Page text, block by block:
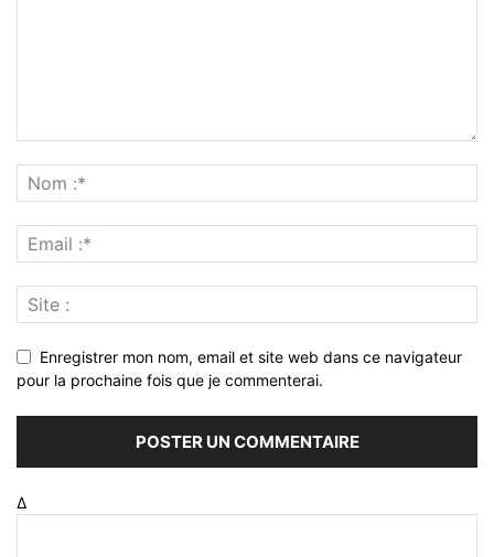
Enregistrer mon nom, email et site web dans ce navigateur
pour la prochaine fois que je commenterai.
Δ